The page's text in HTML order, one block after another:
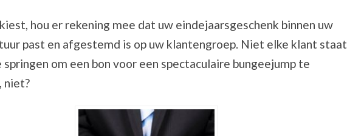
hou er rekening mee dat uw eindejaarsgeschenk binnen uw
past en afgestemd is op uw klantengroep. Niet elke klant staat
om een bon voor een spectaculaire bungeejump te
niet?